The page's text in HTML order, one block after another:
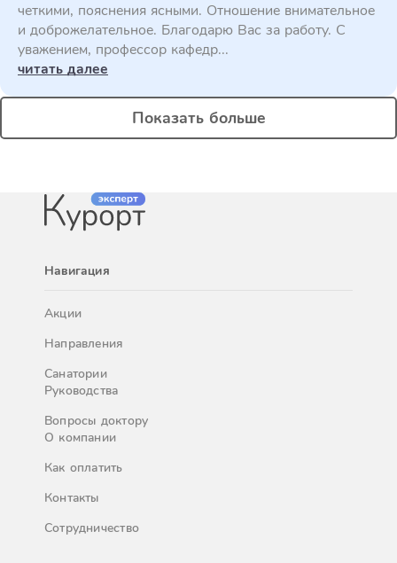
четкими, пояснения ясными. Отношение внимательное
и доброжелательное. Благодарю Вас за работу. С
уважением, профессор кафедр...
читать далее
Показать больше
Навигация
Акции
Направления
Санатории
Руководства
Вопросы доктору
О компании
Как оплатить
Контакты
Сотрудничество